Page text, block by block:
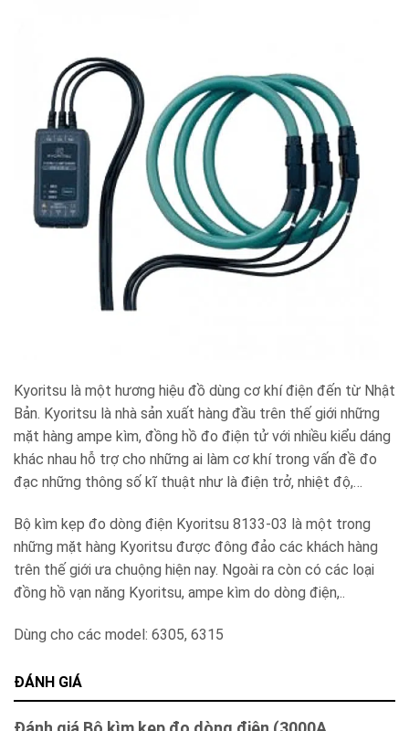
Kyoritsu là một hương hiệu đồ dùng cơ khí điện đến từ Nhật
Bản. Kyoritsu là nhà sản xuất hàng đầu trên thế giới những
mặt hàng ampe kìm, đồng hồ đo điện tử với nhiều kiểu dáng
khác nhau hỗ trợ cho những ai làm cơ khí trong vấn đề đo
đạc những thông số kĩ thuật như là điện trở, nhiệt độ,…
Bộ kìm kẹp đo dòng điện Kyoritsu 8133-03 là một trong
những mặt hàng Kyoritsu được đông đảo các khách hàng
trên thế giới ưa chuộng hiện nay. Ngoài ra còn có các loại
đồng hồ vạn năng Kyoritsu, ampe kìm do dòng điện,..
Dùng cho các model: 6305, 6315
ĐÁNH GIÁ